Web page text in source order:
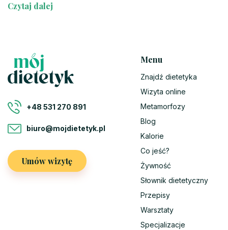
Czytaj dalej
+48 531 270 891
biuro@mojdietetyk.pl
Umów wizytę
Menu
Znajdź dietetyka
Wizyta online
Metamorfozy
Blog
Kalorie
Co jeść?
Żywność
Słownik dietetyczny
Przepisy
Warsztaty
Specjalizacje